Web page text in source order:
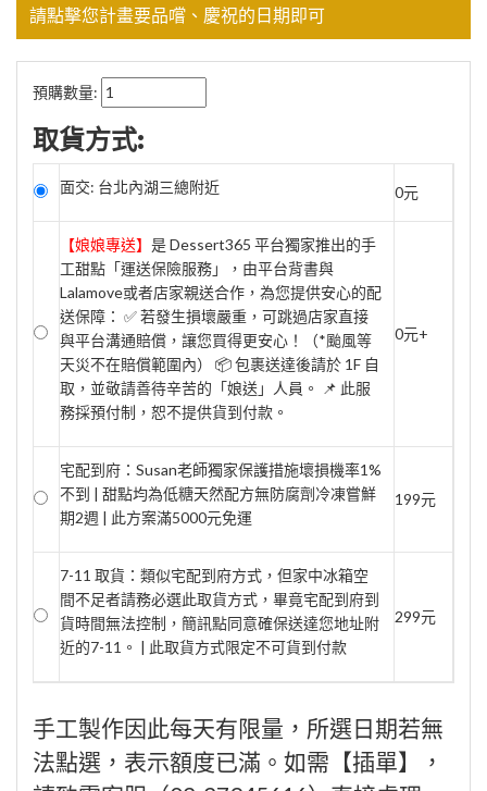
請點擊您計畫要品嚐、慶祝的日期即可
預購數量:
取貨方式:
面交: 台北內湖三總附近 0元
【娘娘專送】 是 Dessert365 平台獨家推出的手
工甜點「運送保險服務」，由平台背書與
Lalamove或者店家親送合作，為您提供安心的配
送保障： ✅ 若發生損壞嚴重，可跳過店家直接
與平台溝通賠償，讓您買得更安心！（*颱風等
天災不在賠償範圍內） 📦 包裹送達後請於 1F 自
取，並敬請善待辛苦的「娘送」人員。 📌 此服
務採預付制，恕不提供貨到付款。
0元+
宅配到府：Susan老師獨家保護措施壞損機率1%
不到 | 甜點均為低糖天然配方無防腐劑冷凍嘗鮮
期2週 | 此方案滿5000元免運
199元
7-11 取貨：類似宅配到府方式，但家中冰箱空
間不足者請務必選此取貨方式，畢竟宅配到府到
貨時間無法控制，簡訊點同意確保送達您地址附
近的7-11。 | 此取貨方式限定不可貨到付款
299元
手工製作因此每天有限量，所選日期若無
法點選，表示額度已滿。如需【插單】，